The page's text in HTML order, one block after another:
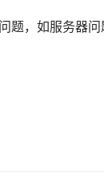
题，如服务器